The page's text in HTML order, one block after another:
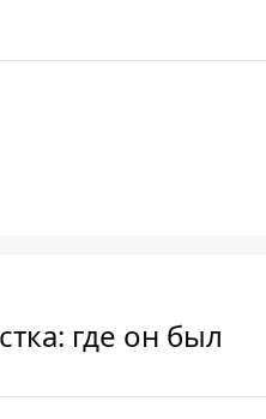
где он был